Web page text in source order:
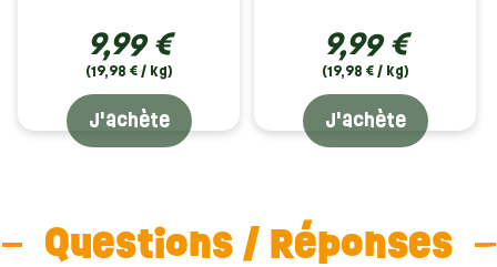
9,99 €
(19,98 € / kg)
J'achète
9,99 €
(19,98 € / kg)
J'achète
Questions / Réponses